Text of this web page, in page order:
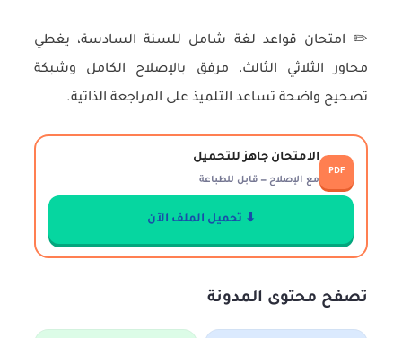
✏️ امتحان قواعد لغة شامل للسنة السادسة، يغطي
محاور الثلاثي الثالث، مرفق بالإصلاح الكامل وشبكة
تصحيح واضحة تساعد التلميذ على المراجعة الذاتية.
PDF
الامتحان جاهز للتحميل
مع الإصلاح — قابل للطباعة
⬇ تحميل الملف الآن
تصفح محتوى المدونة